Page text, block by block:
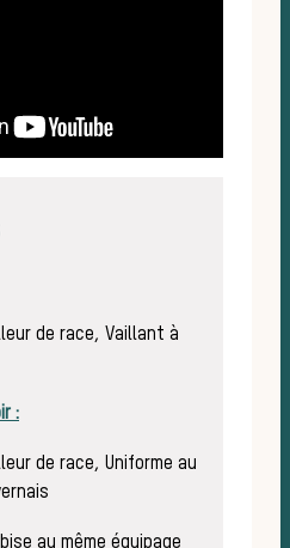
de race, Vaillant à
:
de race, Uniforme au
au même équipage